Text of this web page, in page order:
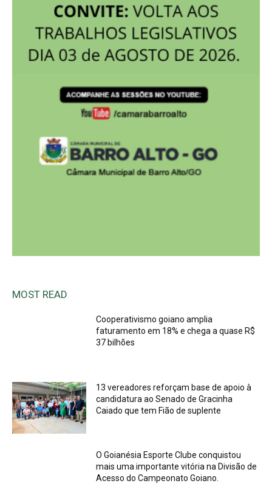
MOST READ
Cooperativismo goiano amplia
faturamento em 18% e chega a quase R$
37 bilhões
13 vereadores reforçam base de apoio à
candidatura ao Senado de Gracinha
Caiado que tem Fião de suplente
O Goianésia Esporte Clube conquistou
mais uma importante vitória na Divisão de
Acesso do Campeonato Goiano.